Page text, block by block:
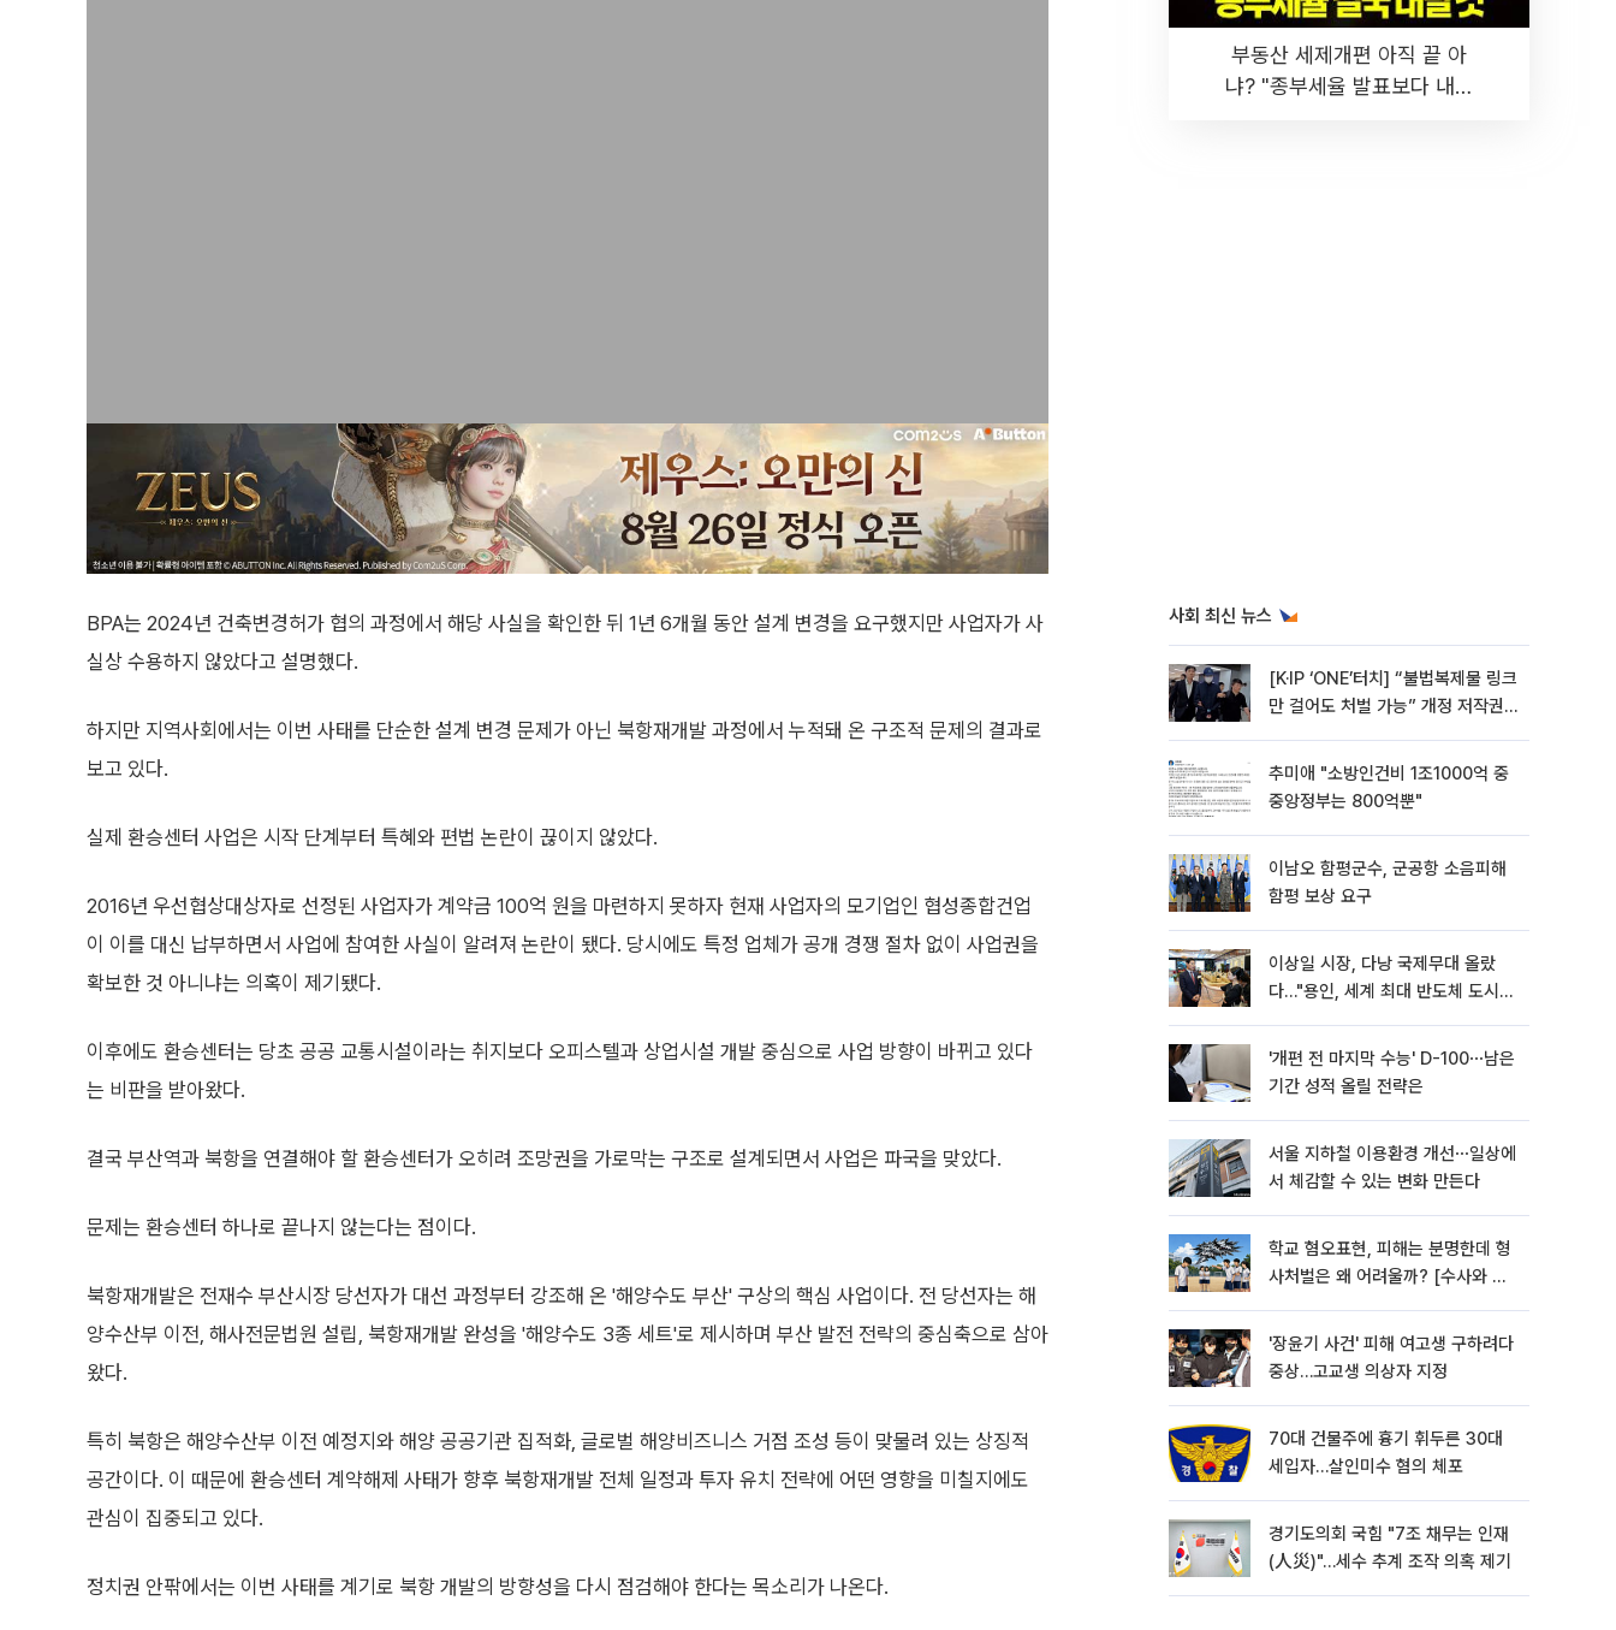
BPA는 2024년 건축변경허가 협의 과정에서 해당 사실을 확인한 뒤 1년 6개월 동안 설계 변경을 요구했지만 사업자가 사
실상 수용하지 않았다고 설명했다.
하지만 지역사회에서는 이번 사태를 단순한 설계 변경 문제가 아닌 북항재개발 과정에서 누적돼 온 구조적 문제의 결과로
보고 있다.
실제 환승센터 사업은 시작 단계부터 특혜와 편법 논란이 끊이지 않았다.
2016년 우선협상대상자로 선정된 사업자가 계약금 100억 원을 마련하지 못하자 현재 사업자의 모기업인 협성종합건업
이 이를 대신 납부하면서 사업에 참여한 사실이 알려져 논란이 됐다. 당시에도 특정 업체가 공개 경쟁 절차 없이 사업권을
확보한 것 아니냐는 의혹이 제기됐다.
이후에도 환승센터는 당초 공공 교통시설이라는 취지보다 오피스텔과 상업시설 개발 중심으로 사업 방향이 바뀌고 있다
는 비판을 받아왔다.
결국 부산역과 북항을 연결해야 할 환승센터가 오히려 조망권을 가로막는 구조로 설계되면서 사업은 파국을 맞았다.
문제는 환승센터 하나로 끝나지 않는다는 점이다.
북항재개발은 전재수 부산시장 당선자가 대선 과정부터 강조해 온 '해양수도 부산' 구상의 핵심 사업이다. 전 당선자는 해
양수산부 이전, 해사전문법원 설립, 북항재개발 완성을 '해양수도 3종 세트'로 제시하며 부산 발전 전략의 중심축으로 삼아
왔다.
특히 북항은 해양수산부 이전 예정지와 해양 공공기관 집적화, 글로벌 해양비즈니스 거점 조성 등이 맞물려 있는 상징적
공간이다. 이 때문에 환승센터 계약해제 사태가 향후 북항재개발 전체 일정과 투자 유치 전략에 어떤 영향을 미칠지에도
관심이 집중되고 있다.
정치권 안팎에서는 이번 사태를 계기로 북항 개발의 방향성을 다시 점검해야 한다는 목소리가 나온다.
부동산 세제개편 아직 끝 아
냐? "종부세율 발표보다 내릴
사회 최신 뉴스
[K·IP ‘ONE’터치] “불법복제물 링크
만 걸어도 처벌 가능” 개정 저작권
추미애 "소방인건비 1조1000억 중
중앙정부는 800억뿐"
이남오 함평군수, 군공항 소음피해
함평 보상 요구
이상일 시장, 다낭 국제무대 올랐
다…"용인, 세계 최대 반도체 도시
'개편 전 마지막 수능' D-100⋯남은
기간 성적 올릴 전략은
서울 지하철 이용환경 개선⋯일상에
서 체감할 수 있는 변화 만든다
학교 혐오표현, 피해는 분명한데 형
사처벌은 왜 어려울까? [수사와 재
'장윤기 사건' 피해 여고생 구하려다
중상…고교생 의상자 지정
70대 건물주에 흉기 휘두른 30대
세입자…살인미수 혐의 체포
경기도의회 국힘 "7조 채무는 인재
(人災)"…세수 추계 조작 의혹 제기